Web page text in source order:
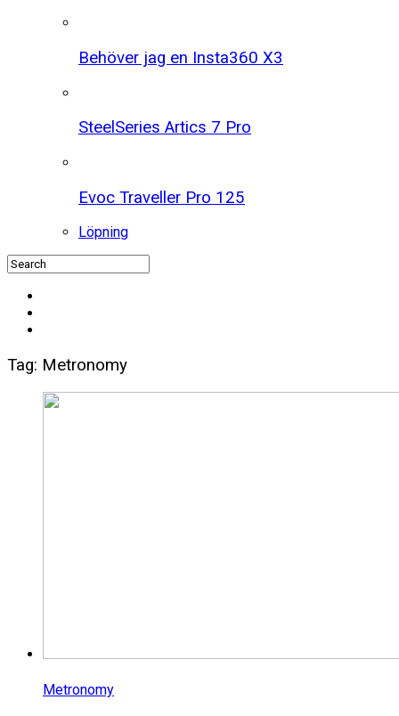
Behöver jag en Insta360 X3
SteelSeries Artics 7 Pro
Evoc Traveller Pro 125
Löpning
Tag: Metronomy
Metronomy